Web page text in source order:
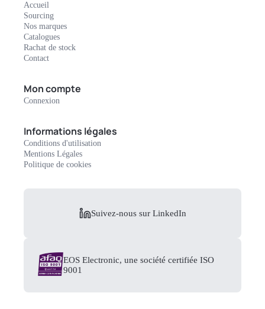
Accueil
Sourcing
Nos marques
Catalogues
Rachat de stock
Contact
Mon compte
Connexion
Informations légales
Conditions d'utilisation
Mentions Légales
Politique de cookies
Suivez-nous sur LinkedIn
EOS Electronic, une société certifiée ISO
9001